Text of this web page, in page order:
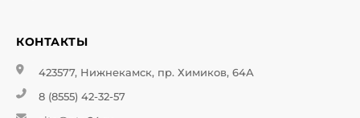
КОНТАКТЫ
423577, Нижнекамск, пр. Химиков, 64А
8 (8555) 42-32-57